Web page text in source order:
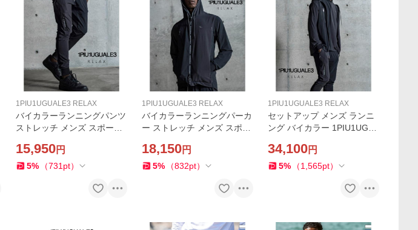
1PIU1UGUALE3 RELAX
バイカラーランニングパンツ
ストレッチ メンズ スポーツ
ォーキング トレーニング ジ
ム ウノピゥウノウグァーレ
15,950円
5% （731 pt）
1PIU1UGUALE3 RELAX
バイカラーランニングパーカ
ー ストレッチ メンズ スポー
ウォーキング トレーニング
ジム ウノピゥウノウグァー
18,150円
5% （832pt）
1PIU1UGUALE3 RELAX
セットアップ メンズ ランニ
ング バイカラー 1PIU1UGU
レーニング ジム スポーツ ウ
ノピゥウノウグァーレトレ
34,100円
5% （1,565pt）